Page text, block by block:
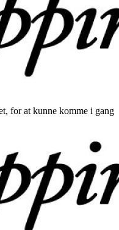
for at kunne komme i gang